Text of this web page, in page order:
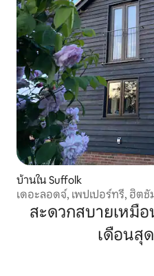
บ้านใน Suffolk
เดอะลอดจ์, เพปเปอร์ทรี, ฮิต
สะดวกสบายเหมื
เดือนสุ